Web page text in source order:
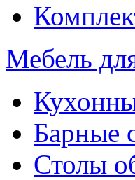
Мебель
Барные
Столы